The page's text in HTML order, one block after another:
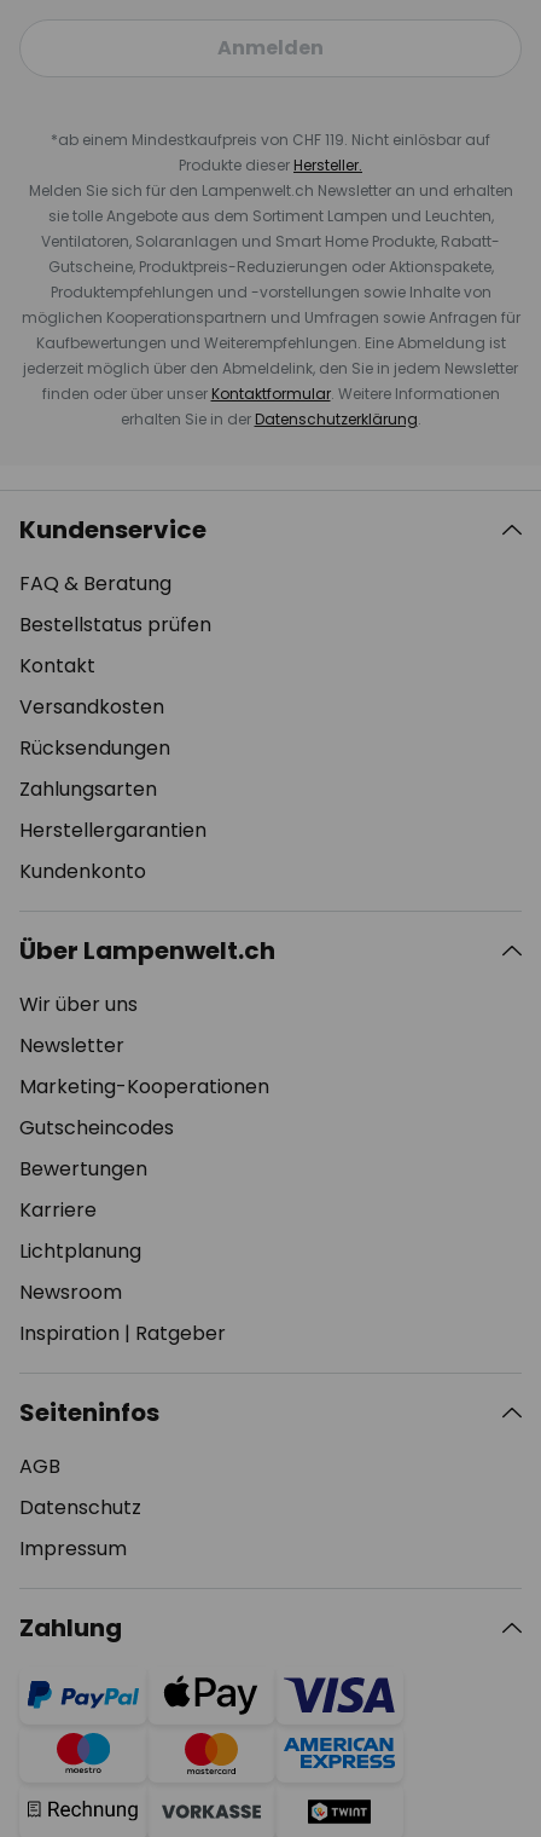
Anmelden
*ab einem Mindestkaufpreis von CHF 119. Nicht einlösbar auf
Produkte dieser Hersteller.
Melden Sie sich für den Lampenwelt.ch Newsletter an und erhalten
sie tolle Angebote aus dem Sortiment Lampen und Leuchten,
Ventilatoren, Solaranlagen und Smart Home Produkte, Rabatt-
Gutscheine, Produktpreis-Reduzierungen oder Aktionspakete,
Produktempfehlungen und -vorstellungen sowie Inhalte von
möglichen Kooperationspartnern und Umfragen sowie Anfragen für
Kaufbewertungen und Weiterempfehlungen. Eine Abmeldung ist
jederzeit möglich über den Abmeldelink, den Sie in jedem Newsletter
finden oder über unser Kontaktformular. Weitere Informationen
erhalten Sie in der Datenschutzerklärung.
Kundenservice
FAQ & Beratung
Bestellstatus prüfen
Kontakt
Versandkosten
Rücksendungen
Zahlungsarten
Herstellergarantien
Kundenkonto
Über Lampenwelt.ch
Wir über uns
Newsletter
Marketing-Kooperationen
Gutscheincodes
Bewertungen
Karriere
Lichtplanung
Newsroom
Inspiration | Ratgeber
Seiteninfos
AGB
Datenschutz
Impressum
Zahlung